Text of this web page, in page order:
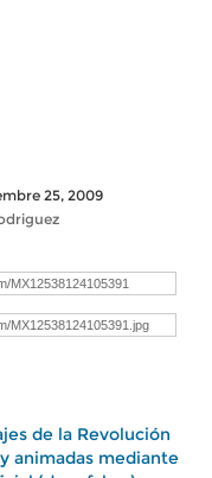
25, 2009
de la Revolución
animadas mediante